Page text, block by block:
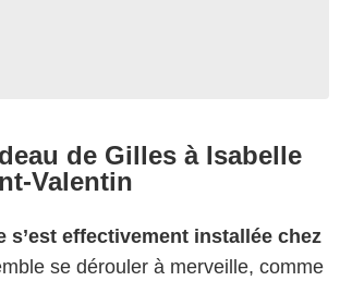
de Gilles à Isabelle
Valentin
s’est effectivement installée chez
se dérouler à merveille, comme